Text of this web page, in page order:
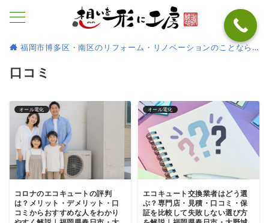
福岡市博多区・南区のリフォーム・リノベーションのことなら
口コミ
オール電化
コロナのエコキュートの評判
は？メリット・デメリット・口
コミからおすすめな人をわかり
オール電化
エコキュート交換業者はどう選
ぶ？専門店・見積・口コミ・保
証を比較して失敗しない選び方